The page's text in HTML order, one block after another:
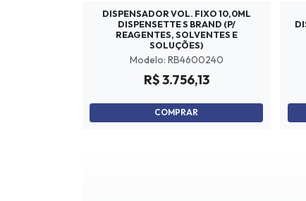
DISPENSADOR VOL. FIXO 10,0ML
DISPENSETTE S BRAND (P/
REAGENTES, SOLVENTES E
SOLUÇÕES)
Modelo: RB4600240
R$ 3.756,13
COMPRAR